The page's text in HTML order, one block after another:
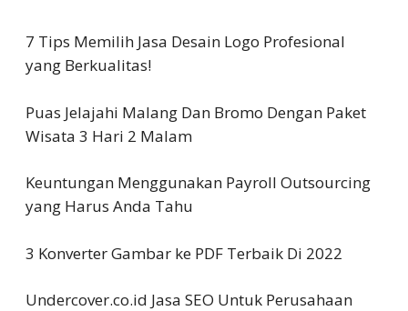
7 Tips Memilih Jasa Desain Logo Profesional
yang Berkualitas!
Puas Jelajahi Malang Dan Bromo Dengan Paket
Wisata 3 Hari 2 Malam
Keuntungan Menggunakan Payroll Outsourcing
yang Harus Anda Tahu
3 Konverter Gambar ke PDF Terbaik Di 2022
Undercover.co.id Jasa SEO Untuk Perusahaan